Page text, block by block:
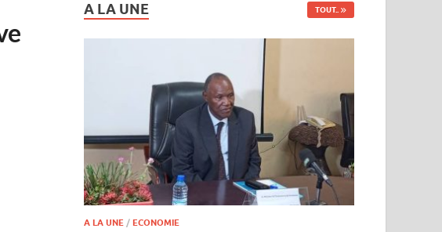
A LA UNE TOUT..
A LA UNE /ECONOMIE